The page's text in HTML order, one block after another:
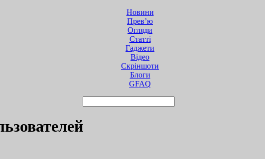
Новини
Прев’ю
Огляди
Статті
Гаджети
Відео
Cкріншоти
Блоги
GFAQ